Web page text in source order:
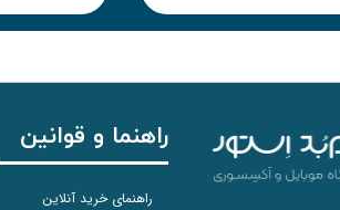
راهنما و قوانین
راهنمای خرید آنلاین